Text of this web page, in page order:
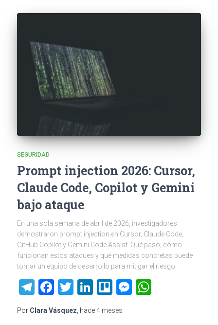
SEGURIDAD
Prompt injection 2026: Cursor,
Claude Code, Copilot y Gemini
bajo ataque
En una sola semana de abril de 2026, investigadores
demostraron prompt injection en Cursor, Claude Code,
GitHub Copilot y Gemini Code Assist. Qué pasó, cómo
funcionan estos ataques y qué medidas concretas puede
tomar un equipo de desarrollo para mitigar el riesgo.
Telegram
Facebook
Twitter
LinkedIn
TrelloMessenger
Por Clara Vásquez , hace4 meses